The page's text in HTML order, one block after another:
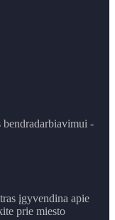
-
įgyvendina apie
prie miesto